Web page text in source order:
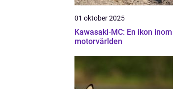
01 oktober 2025
Kawasaki-MC: En ikon inom
motorvärlden